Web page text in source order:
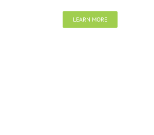
LEARN MORE